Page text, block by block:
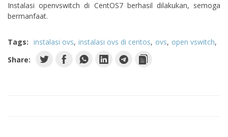
Instalasi openvswitch di CentOS7 berhasil dilakukan, semoga
bermanfaat.
Tags: instalasi ovs instalasi ovs di centos ovs open vswitch
Share: